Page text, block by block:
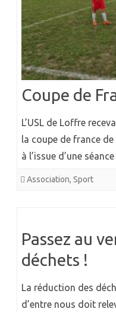
Coupe de
L’USL de Loffre
la coupe de france de
à l’issue d’une
Association, Sport
Passez au
déchets !
La réduction des
d’entre nous doit